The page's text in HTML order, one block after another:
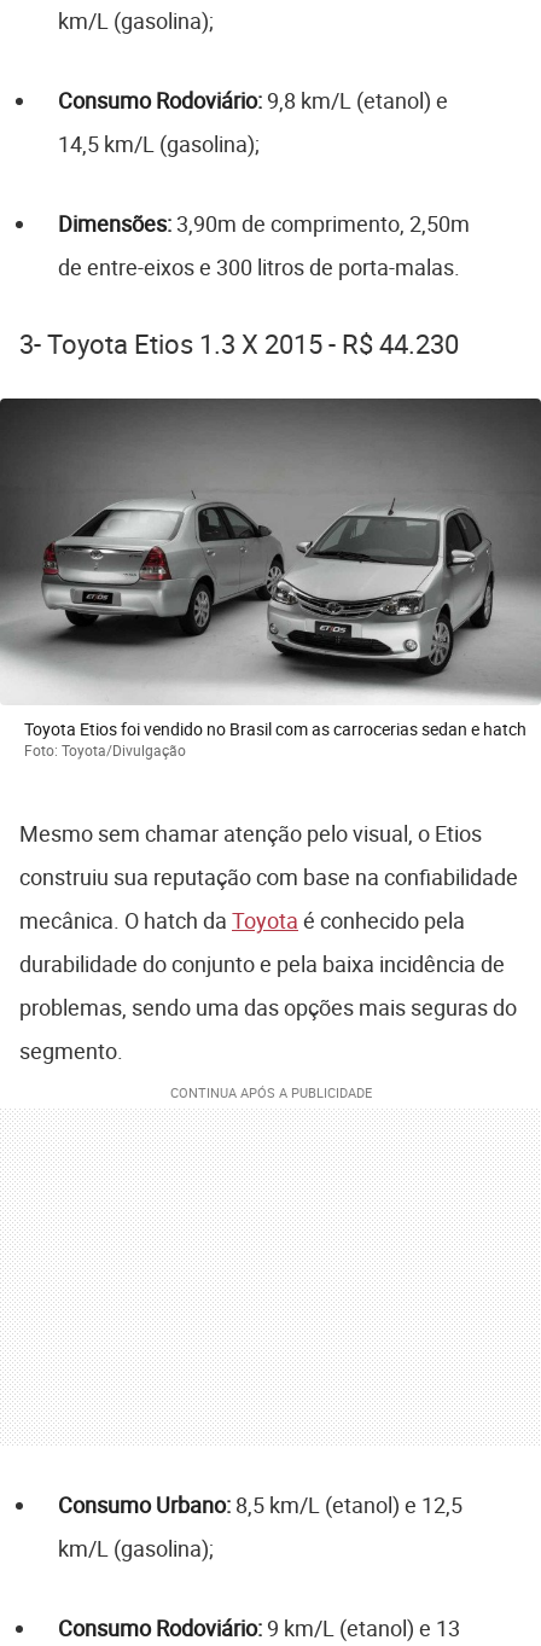
km/L (gasolina);
Consumo Rodoviário: 9,8 km/L (etanol) e
14,5 km/L (gasolina);
Dimensões: 3,90m de comprimento, 2,50m
de entre-eixos e 300 litros de porta-malas.
3- Toyota Etios 1.3 X 2015 - R$ 44.230
Toyota Etios foi vendido no Brasil com as carrocerias sedan e hatch
Foto: Toyota/Divulgação
Mesmo sem chamar atenção pelo visual, o Etios
construiu sua reputação com base na confiabilidade
mecânica. O hatch da Toyota é conhecido pela
durabilidade do conjunto e pela baixa incidência de
problemas, sendo uma das opções mais seguras do
segmento.
Consumo Urbano: 8,5 km/L (etanol) e 12,5
km/L (gasolina);
Consumo Rodoviário: 9 km/L (etanol) e 13